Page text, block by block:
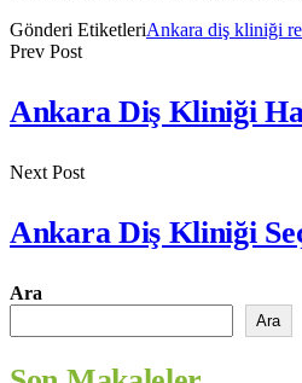
Gönderi EtiketleriAnkara diş kliniği
Prev Post
Ankara Diş Kliniği
Next Post
Ankara Diş Kliniği
Ara
Ara